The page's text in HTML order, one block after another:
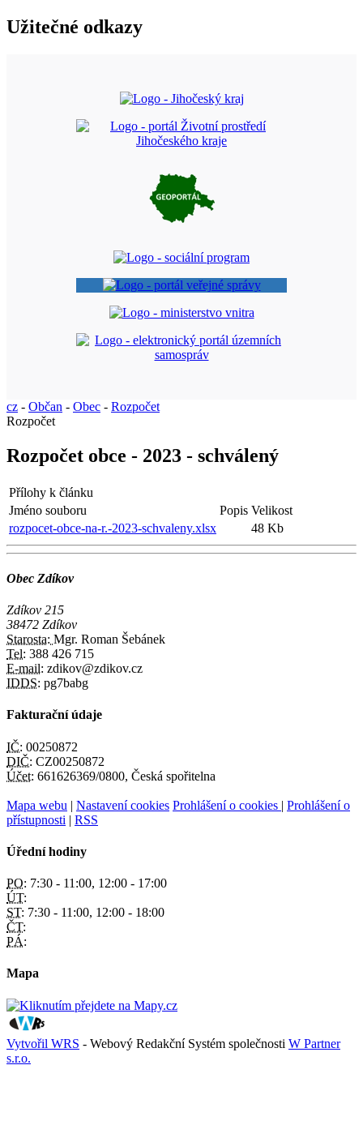
Užitečné odkazy
cz - Občan - Obec - Rozpočet
Rozpočet
Rozpočet obce - 2023 - schválený
Přílohy k článku
Jméno souboru
Popis Velikost
rozpocet-obce-na-r.-2023-schvaleny.xlsx
48 Kb
Obec Zdíkov
Zdíkov 215
38472 Zdíkov
Starosta: Mgr. Roman Šebánek
Tel: 388 426 715
E-mail: zdikov@zdikov.cz
IDDS: pg7babg
Fakturační údaje
IČ: 00250872
DIČ: CZ00250872
Účet: 661626369/0800, Česká spořitelna
Mapa webu | Nastavení cookies Prohlášení o cookies | Prohlášení o
přístupnosti | RSS
Úřední hodiny
PO: 7:30 - 11:00, 12:00 - 17:00
ÚT:
ST: 7:30 - 11:00, 12:00 - 18:00
ČT:
PÁ:
Mapa
Vytvořil WRS - Webový Redakční Systém společnosti W Partner
s.r.o.